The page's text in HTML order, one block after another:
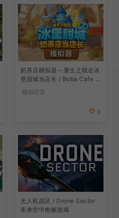
奶茶店模拟器 – 重生之我在冰
堡甜城当店长 / Boba Cafe Si
模拟经营
0
无人机战区 / Drone Sector
未来空中炮艇游戏